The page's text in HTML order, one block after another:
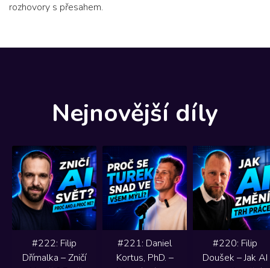
rozhovory s přesahem.
Nejnovější díly
#222: Filip
Dřímalka – Zničí
#221: Daniel
Kortus, PhD. –
#220: Filip
Doušek – Jak AI